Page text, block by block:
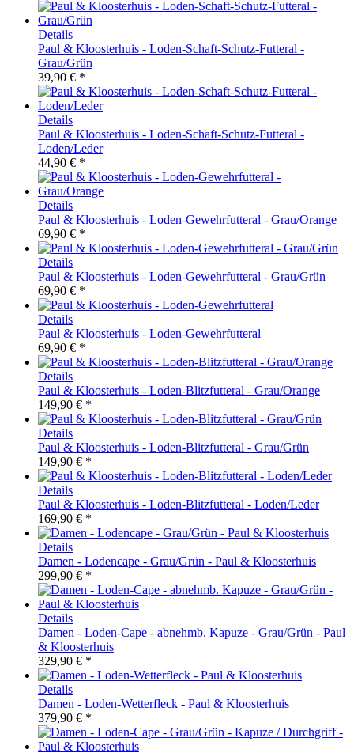
Details
Paul & Kloosterhuis - Loden-Schaft-Schutz-Futteral -
Grau/Grün
39,90 € *
Details
Paul & Kloosterhuis - Loden-Schaft-Schutz-Futteral -
Loden/Leder
44,90 € *
Details
Paul & Kloosterhuis - Loden-Gewehrfutteral - Grau/Orange
69,90 € *
Details
Paul & Kloosterhuis - Loden-Gewehrfutteral - Grau/Grün
69,90 € *
Details
Paul & Kloosterhuis - Loden-Gewehrfutteral
69,90 € *
Details
Paul & Kloosterhuis - Loden-Blitzfutteral - Grau/Orange
149,90 € *
Details
Paul & Kloosterhuis - Loden-Blitzfutteral - Grau/Grün
149,90 € *
Details
Paul & Kloosterhuis - Loden-Blitzfutteral - Loden/Leder
169,90 € *
Details
Damen - Lodencape - Grau/Grün - Paul & Kloosterhuis
299,90 € *
Details
Damen - Loden-Cape - abnehmb. Kapuze - Grau/Grün - Paul
& Kloosterhuis
329,90 € *
Details
Damen - Loden-Wetterfleck - Paul & Kloosterhuis
379,90 € *